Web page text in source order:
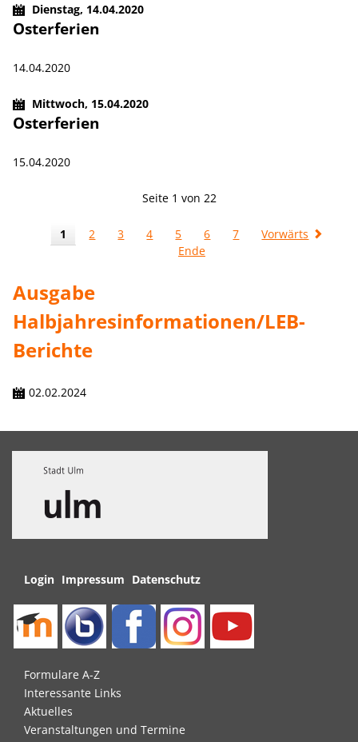
Dienstag, 14.04.2020
Osterferien
14.04.2020
Mittwoch, 15.04.2020
Osterferien
15.04.2020
Seite 1 von 22
1 2 3 4 5 6 7
Vorwärts
Ende
Ausgabe
Halbjahresinformationen/LEB-
Berichte
02.02.2024
Navigation
Login Impressum Datenschutz
Navigation
überspringen
Formulare A-Z
Interessante Links
Aktuelles
Veranstaltungen und Termine